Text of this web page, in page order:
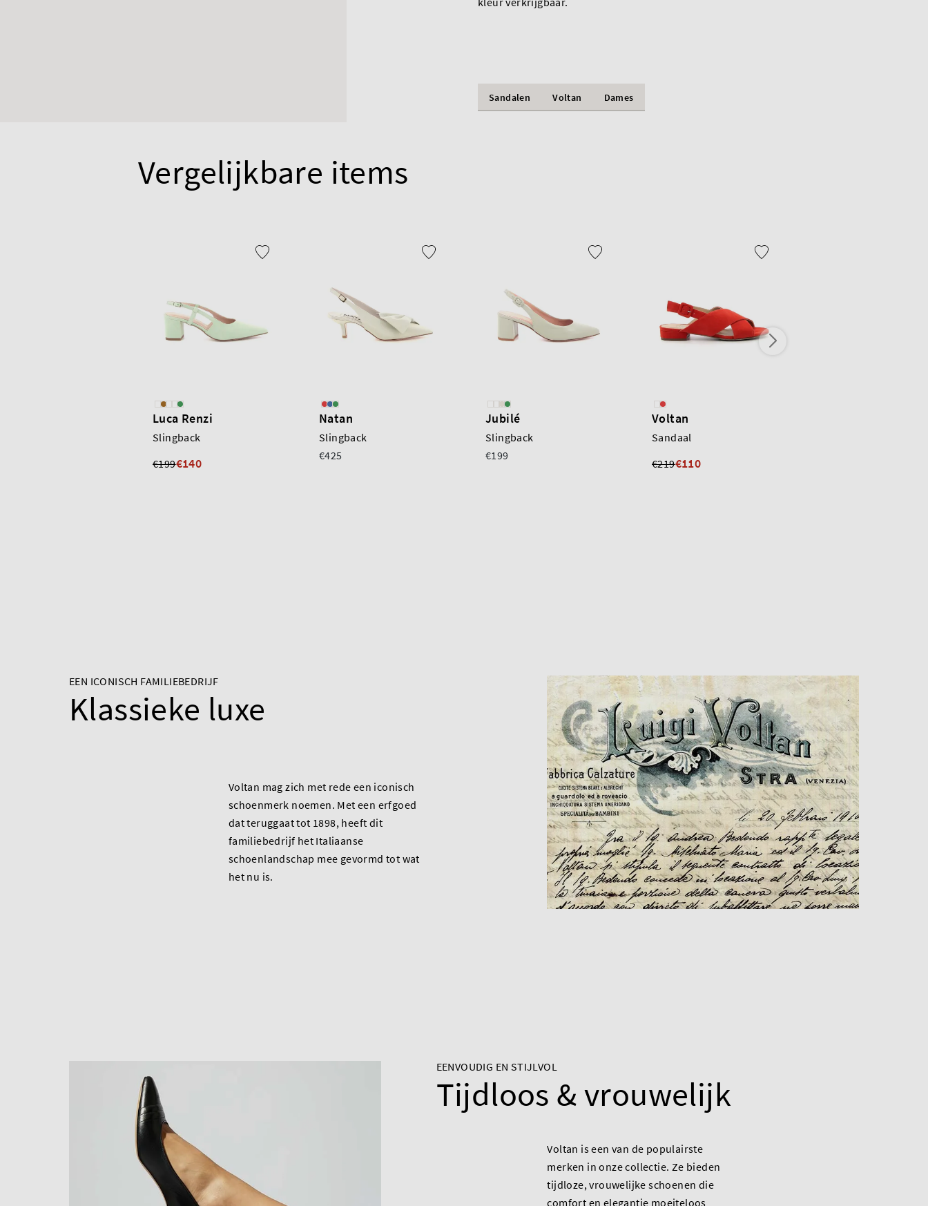
Sandalen Voltan Dames
Vergelijkbare items
Luca Renzi
Slingback
€199€140
Natan
Slingback
€425
Jubilé
Slingback
€199
Voltan
Sandaal
€219€110
EEN ICONISCH FAMILIEBEDRIJF
Klassieke luxe
Voltan mag zich met rede een iconisch
schoenmerk noemen. Met een erfgoed
dat teruggaat tot 1898, heeft dit
familiebedrijf het Italiaanse
schoenlandschap mee gevormd tot wat
het nu is.
EENVOUDIG EN STIJLVOL
Tijdloos & vrouwelijk
Voltan is een van de populairste
merken in onze collectie. Ze bieden
tijdloze, vrouwelijke schoenen die
comfort en elegantie moeiteloos